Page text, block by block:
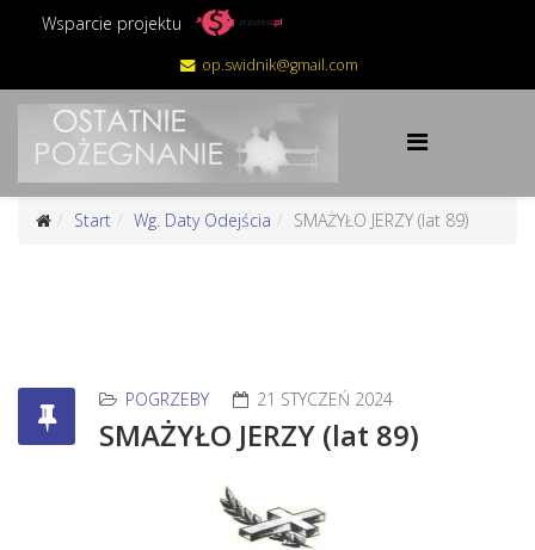
Wsparcie projektu
op.swidnik@gmail.com
Start Wg. Daty Odejścia SMAŻYŁO JERZY (lat 89)
POGRZEBY 21 STYCZEŃ 2024
SMAŻYŁO JERZY (lat 89)